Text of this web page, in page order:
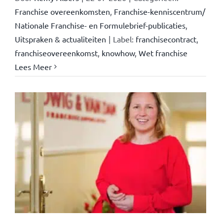
Franchise overeenkomsten, Franchise-kenniscentrum/
Nationale Franchise- en Formulebrief-publicaties,
Uitspraken & actualiteiten | Label: franchisecontract,
franchiseovereenkomst, knowhow, Wet franchise
Lees Meer